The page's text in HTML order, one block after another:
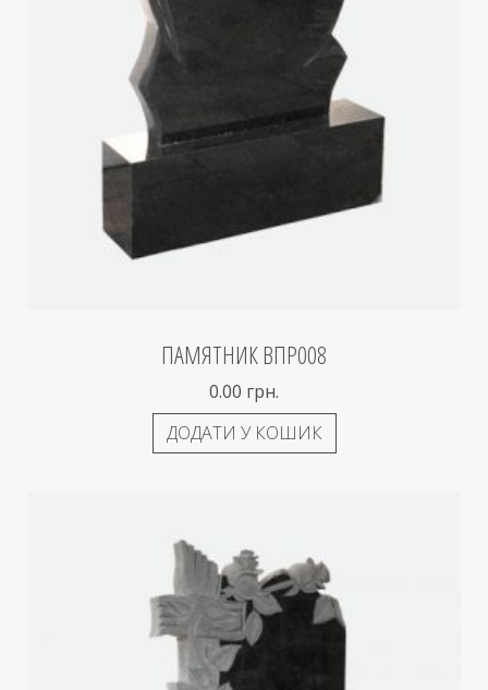
ПАМЯТНИК ВПР008
0.00 грн.
ДОДАТИ У КОШИК